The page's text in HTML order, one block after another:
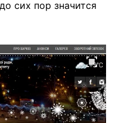
сих пор значится